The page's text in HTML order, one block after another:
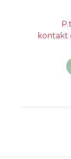
kontakt